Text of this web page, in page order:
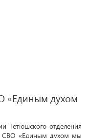
«Единым духом
Тетюшского отделения
СВО «Единым духом мы